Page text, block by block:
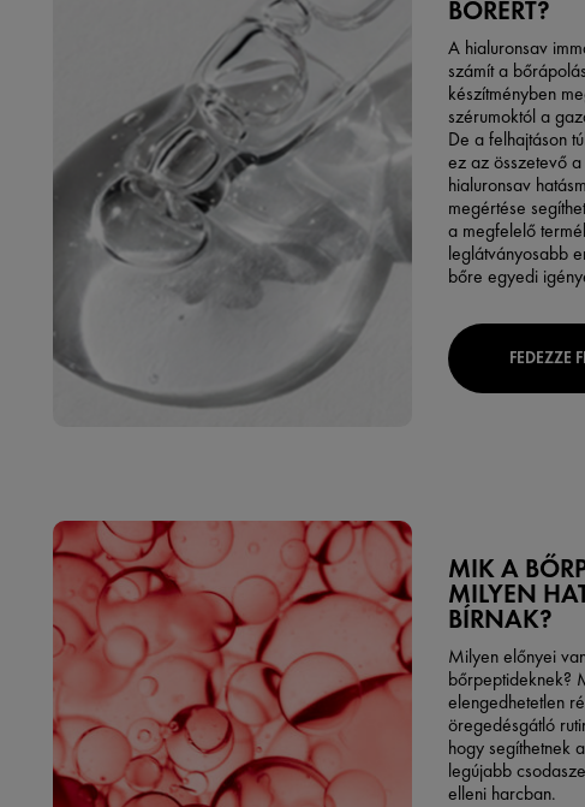
BŐRÉRT?
A hialuronsav
számít a
készítményben
szérumoktól a
De a felhajtáson
ez az összetevő
hialuronsav
megértése
a megfelelő
leglátványosabb
bőre egyedi
FEDEZZE
MIK A
MILYEN
BÍRNAK?
Milyen előnyei
bőrpeptideknek?
elengedhetetlen
öregedésgátló
hogy segíthetnek
legújabb
elleni harcban.